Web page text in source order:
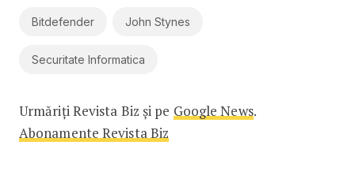
Bitdefender John Stynes
Securitate Informatica
Urmăriți Revista Biz și pe Google News.
Abonamente Revista Biz